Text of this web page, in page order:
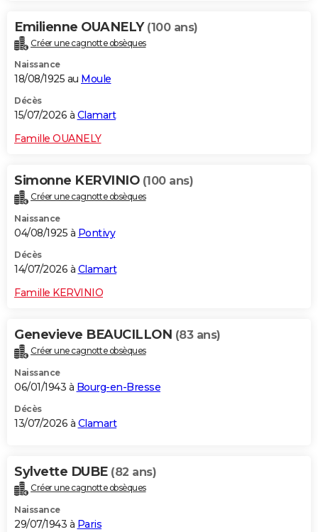
Emilienne OUANELY (100 ans)
Créer une cagnotte obsèques
Naissance
18/08/1925 au Moule
Décès
15/07/2026 à Clamart
Famille OUANELY
Simonne KERVINIO (100 ans)
Créer une cagnotte obsèques
Naissance
04/08/1925 à Pontivy
Décès
14/07/2026 à Clamart
Famille KERVINIO
Genevieve BEAUCILLON (83 ans)
Créer une cagnotte obsèques
Naissance
06/01/1943 à Bourg-en-Bresse
Décès
13/07/2026 à Clamart
Sylvette DUBE (82 ans)
Créer une cagnotte obsèques
Naissance
29/07/1943 à Paris